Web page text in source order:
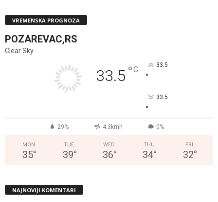
VREMENSKA PROGNOZA
POZAREVAC,RS
Clear Sky
33.5 °C 33.5
°
33.5
°
29% 4.3kmh 0%
MON
35°
TUE
39°
WED
36°
THU
34°
FRI
32°
NAJNOVIJI KOMENTARI